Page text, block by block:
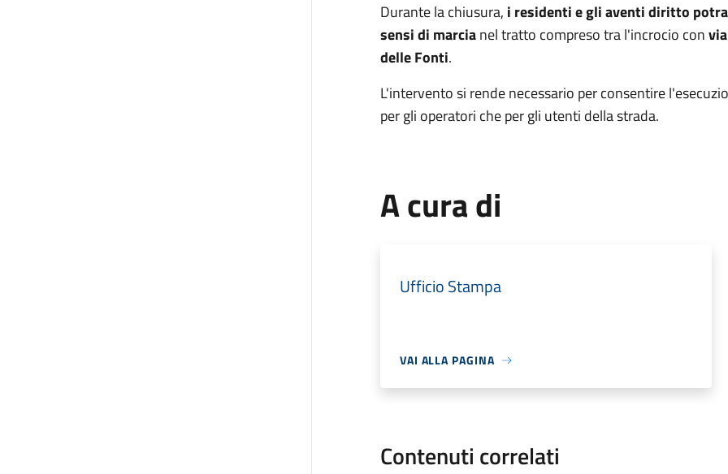
Durante la chiusura, i residenti e gli aventi diritto
sensi di marcianel tratto compreso tra l'incrocio con
delle Fonti.
L'intervento si rende necessario per consentire
per gli operatori che per gli utenti della strada.
A cura di
Ufficio Stampa
VAI ALLA PAGINA
Contenuti correlati